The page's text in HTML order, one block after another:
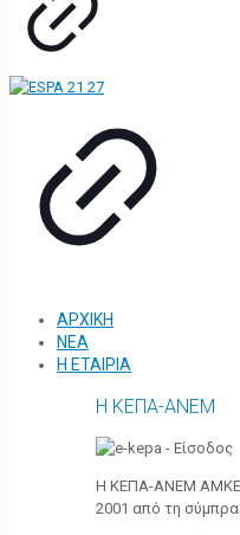
ΑΡΧΙΚΗ
ΝΕΑ
Η ΕΤΑΙΡΙΑ
Η ΚΕΠΑ-ΑΝΕΜ
Η ΚΕΠΑ-ΑΝΕΜ ΑΜΚΕ
2001 από τη